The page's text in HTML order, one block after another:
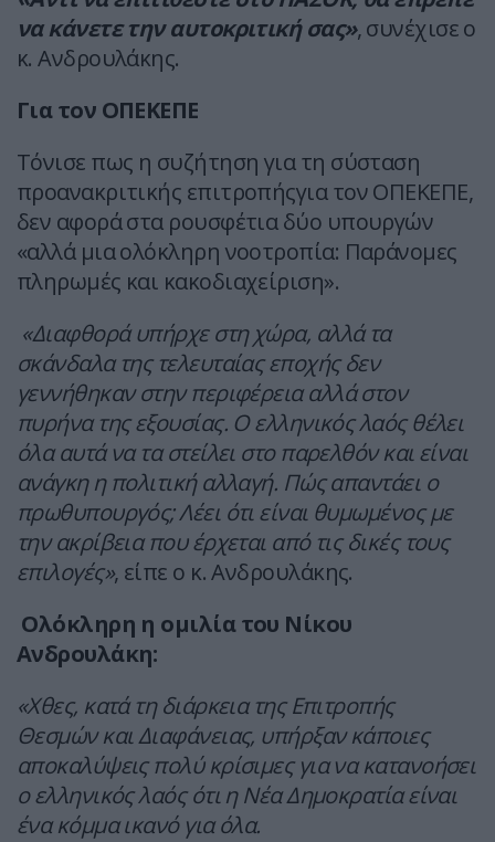
να κάνετε την αυτοκριτική σας», συνέχισε ο
κ. Ανδρουλάκης.
Για τον ΟΠΕΚΕΠΕ
Τόνισε πως η συζήτηση για τη σύσταση
προανακριτικής επιτροπήςγια τον ΟΠΕΚΕΠΕ,
δεν αφορά στα ρουσφέτια δύο υπουργών
«αλλά μια ολόκληρη νοοτροπία: Παράνομες
πληρωμές και κακοδιαχείριση».
«Διαφθορά υπήρχε στη χώρα, αλλά τα
σκάνδαλα της τελευταίας εποχής δεν
γεννήθηκαν στην περιφέρεια αλλά στον
πυρήνα της εξουσίας. Ο ελληνικός λαός θέλει
όλα αυτά να τα στείλει στο παρελθόν και είναι
ανάγκη η πολιτική αλλαγή. Πώς απαντάει ο
πρωθυπουργός; Λέει ότι είναι θυμωμένος με
την ακρίβεια που έρχεται από τις δικές τους
επιλογές», είπε ο κ. Ανδρουλάκης.
Ολόκληρη η ομιλία του Νίκου
Ανδρουλάκη:
«Χθες, κατά τη διάρκεια της Επιτροπής
Θεσμών και Διαφάνειας, υπήρξαν κάποιες
αποκαλύψεις πολύ κρίσιμες για να κατανοήσει
ο ελληνικός λαός ότι η Νέα Δημοκρατία είναι
ένα κόμμα ικανό για όλα.